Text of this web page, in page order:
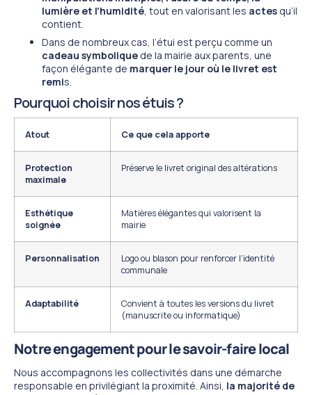
lumière et l’humidité , tout en valorisant les actes qu’il
contient.
Dans de nombreux cas, l’étui est perçu comme un
cadeau symbolique de la mairie aux parents, une
façon élégante de marquer le jour où le livret est
remis.
Pourquoi choisir nos étuis ?
Atout Ce que cela apporte
Protection
maximale
Préserve le livret original des altérations
Esthétique
soignée
Matières élégantes qui valorisent la
mairie
Personnalisation
Logo ou blason pour renforcer l’identité
communale
Adaptabilité
Convient à toutes les versions du livret
(manuscrite ou informatique)
Notre engagement pour le savoir-faire local
Nous accompagnons les collectivités dans une démarche
responsable en privilégiant la proximité. Ainsi, la majorité de